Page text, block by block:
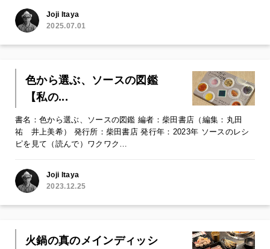
Joji Itaya
2025.07.01
色から選ぶ、ソースの図鑑
【私の...
書名：色から選ぶ、ソースの図鑑 編者：柴田書店（編集：丸田
祐 井上美希） 発行所：柴田書店 発行年：2023年 ソースのレシ
ピを見て（読んで）ワクワク…
Joji Itaya
2023.12.25
火鍋の真のメインディッシ